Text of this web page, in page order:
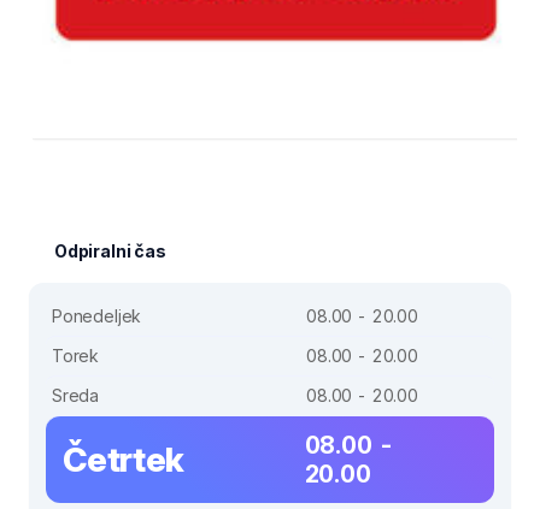
Odpiralni čas
Ponedeljek
08.00 - 20.00
Torek
08.00 - 20.00
Sreda
08.00 - 20.00
Četrtek
08.00 -
20.00